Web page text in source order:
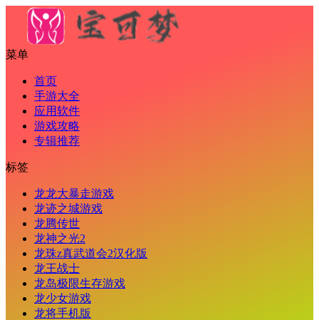
菜单
首页
手游大全
应用软件
游戏攻略
专辑推荐
标签
龙龙大暴走游戏
龙迹之城游戏
龙腾传世
龙神之光2
龙珠z真武道会2汉化版
龙王战士
龙岛极限生存游戏
龙少女游戏
龙将手机版